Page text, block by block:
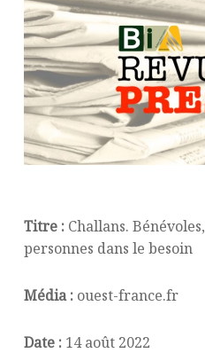
Titre :Challans.
personnes dans le besoin
Média : ouest-france.fr
Date :14 août 2022